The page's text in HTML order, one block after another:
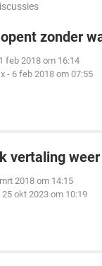
zonder
1 feb 2018 om 16:14
- 6 feb 2018 om 07:55
vertaling
2018 om 14:15
25 okt 2023 om 10:19